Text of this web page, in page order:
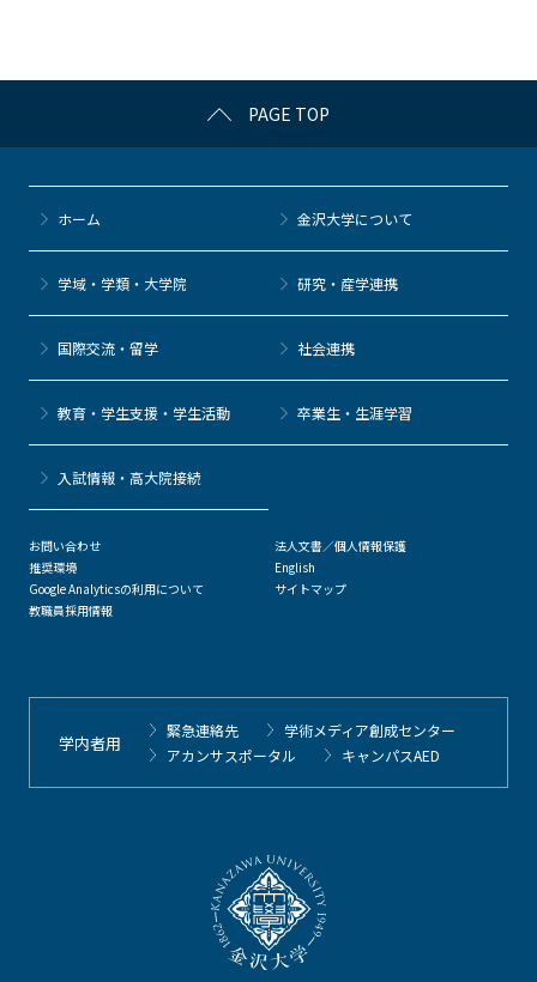
k
PAGE TOP
ホーム 金沢大学について
学域・学類・大学院 研究・産学連携
国際交流・留学 社会連携
教育・学生支援・学生活動 卒業生・生涯学習
⼊試情報・高大院接続
お問い合わせ
推奨環境
Google Analyticsの利用について
教職員採用情報
法人文書／個人情報保護
English
サイトマップ
学内者用
緊急連絡先
学術メディア創成センター
アカンサスポータル
キャンパスAED